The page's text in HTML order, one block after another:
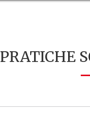
PRATICHE